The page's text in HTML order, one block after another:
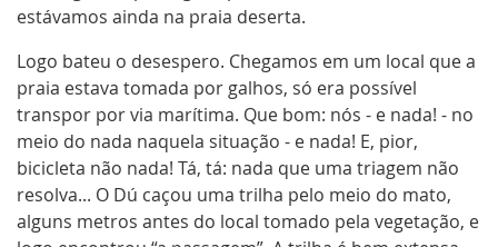
estávamos ainda na praia deserta.
Logo bateu o desespero. Chegamos em um local que a
praia estava tomada por galhos, só era possível
transpor por via marítima. Que bom: nós - e nada! - no
meio do nada naquela situação - e nada! E, pior,
bicicleta não nada! Tá, tá: nada que uma triagem não
resolva... O Dú caçou uma trilha pelo meio do mato,
alguns metros antes do local tomado pela vegetação, e